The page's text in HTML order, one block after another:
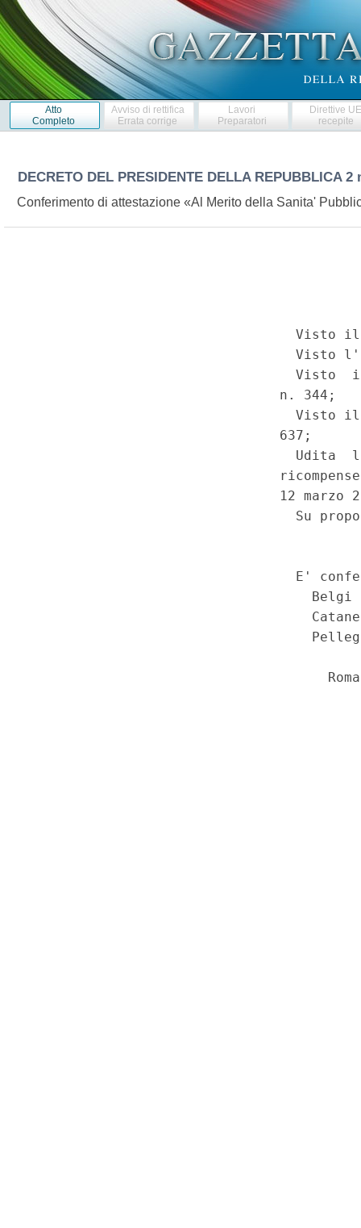
Atto
Completo
Avviso di rettifica
Errata corrige
Lavori
Preparatori
Direttive
recepite
DECRETO DEL PRESIDENTE DELLA REPUBBLICA 2
Conferimento di attestazione «Al Merito della Sanita'